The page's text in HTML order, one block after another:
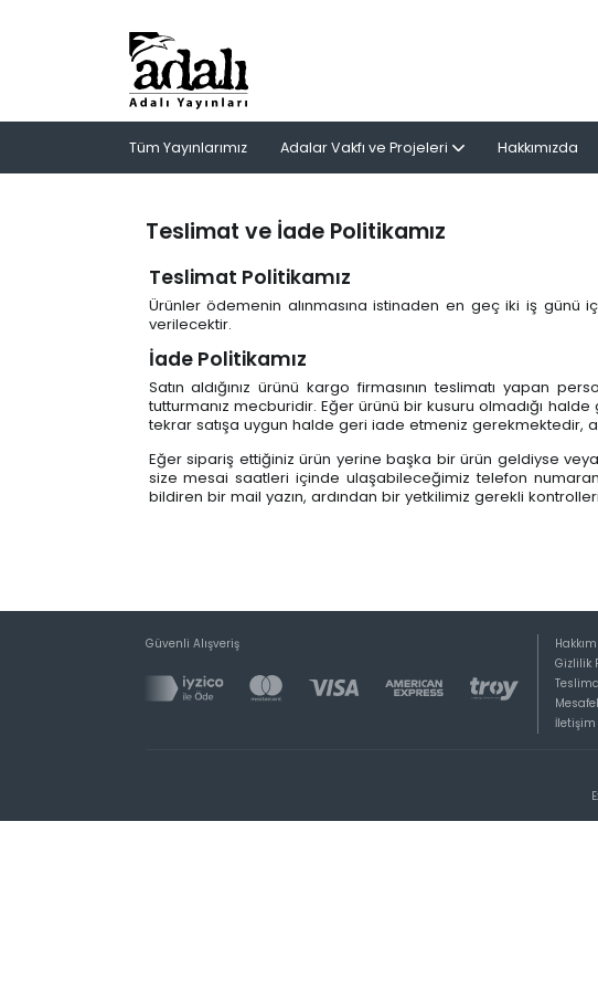
Tüm Yayınlarımız Adalar Vakfı ve Projeleri Hakkımızda
Teslimat ve İade Politikamız
Teslimat Politikamız
Ürünler ödemenin alınmasına istinaden en geç iki iş günü
verilecektir.
İade Politikamız
Satın aldığınız ürünü kargo firmasının teslimatı yapan
tutturmanız mecburidir. Eğer ürünü bir kusuru olmadığı
tekrar satışa uygun halde geri iade etmeniz gerekmektedir,
Eğer sipariş ettiğiniz ürün yerine başka bir ürün geldiyse
size mesai saatleri içinde ulaşabileceğimiz telefon
bildiren bir mail yazın, ardından bir yetkilimiz gerekli
Güvenli Alışveriş
Gizlilik
İletişim